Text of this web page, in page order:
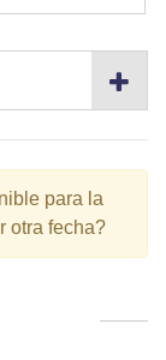
para la
otra fecha?